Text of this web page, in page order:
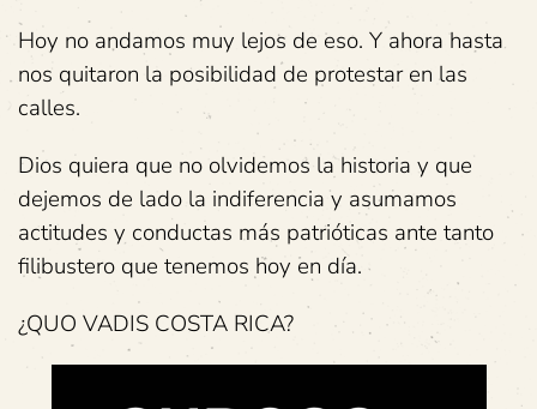
Hoy no andamos muy lejos de eso. Y ahora hasta
nos quitaron la posibilidad de protestar en las
calles.
Dios quiera que no olvidemos la historia y que
dejemos de lado la indiferencia y asumamos
actitudes y conductas más patrióticas ante tanto
filibustero que tenemos hoy en día.
¿QUO VADIS COSTA RICA?